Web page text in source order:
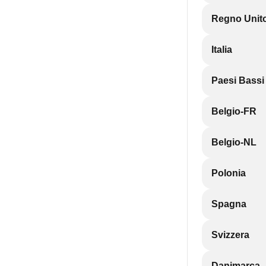
Regno
Italia
Paesi Bassi
Belgio-FR
Belgio-NL
Polonia
Spagna
Svizzera